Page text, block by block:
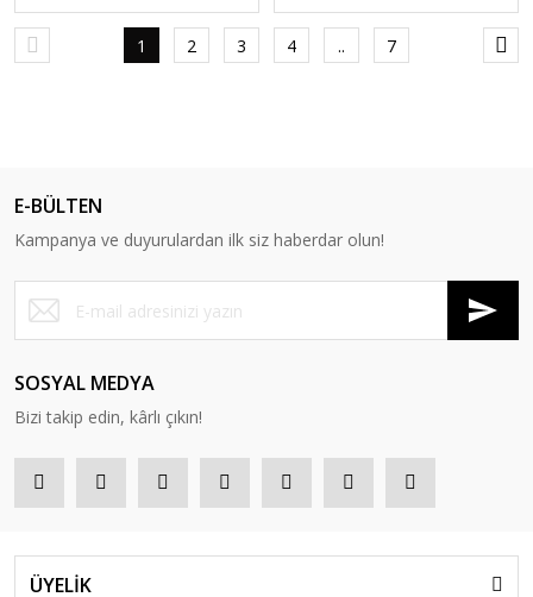
1 2 3 4 .. 7
E-BÜLTEN
Kampanya ve duyurulardan ilk siz haberdar olun!
SOSYAL MEDYA
Bizi takip edin, kârlı çıkın!
ÜYELİK